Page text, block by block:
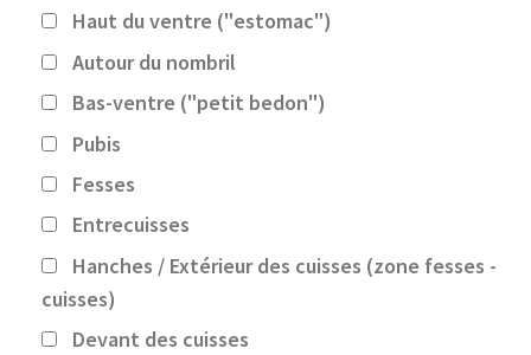
Haut du ventre ("estomac")
Autour du nombril
Bas-ventre ("petit bedon")
Pubis
Fesses
Entrecuisses
Hanches / Extérieur des cuisses (zone fesses -
cuisses)
Devant des cuisses